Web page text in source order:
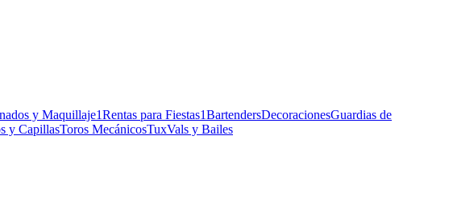
y Maquillaje1Rentas para Fiestas1BartendersDecoracionesGuardias de
y CapillasToros MecánicosTuxVals y Bailes